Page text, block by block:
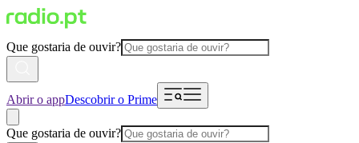
Que gostaria de ouvir?
Abrir o appDescobrir o Prime
Que gostaria de ouvir?